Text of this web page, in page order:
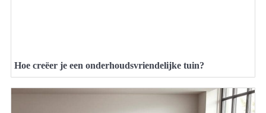
Hoe creëer je een onderhoudsvriendelijke tuin?